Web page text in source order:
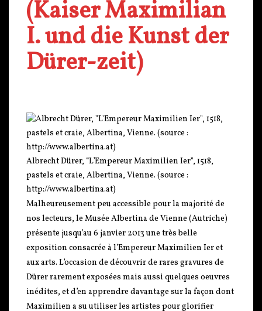
(Kaiser Maximilian
I. und die Kunst der
Dürer-zeit)
Albrecht Dürer, “L’Empereur Maximilien Ier”, 1518,
pastels et craie, Albertina, Vienne. (source :
http://www.albertina.at)
Malheureusement peu accessible pour la majorité de
nos lecteurs, le Musée Albertina de Vienne (Autriche)
présente jusqu’au 6 janvier 2013 une très belle
exposition consacrée à l’Empereur Maximilien Ier et
aux arts. L’occasion de découvrir de rares gravures de
Dürer rarement exposées mais aussi quelques oeuvres
inédites, et d’en apprendre davantage sur la façon dont
Maximilien a su utiliser les artistes pour glorifier